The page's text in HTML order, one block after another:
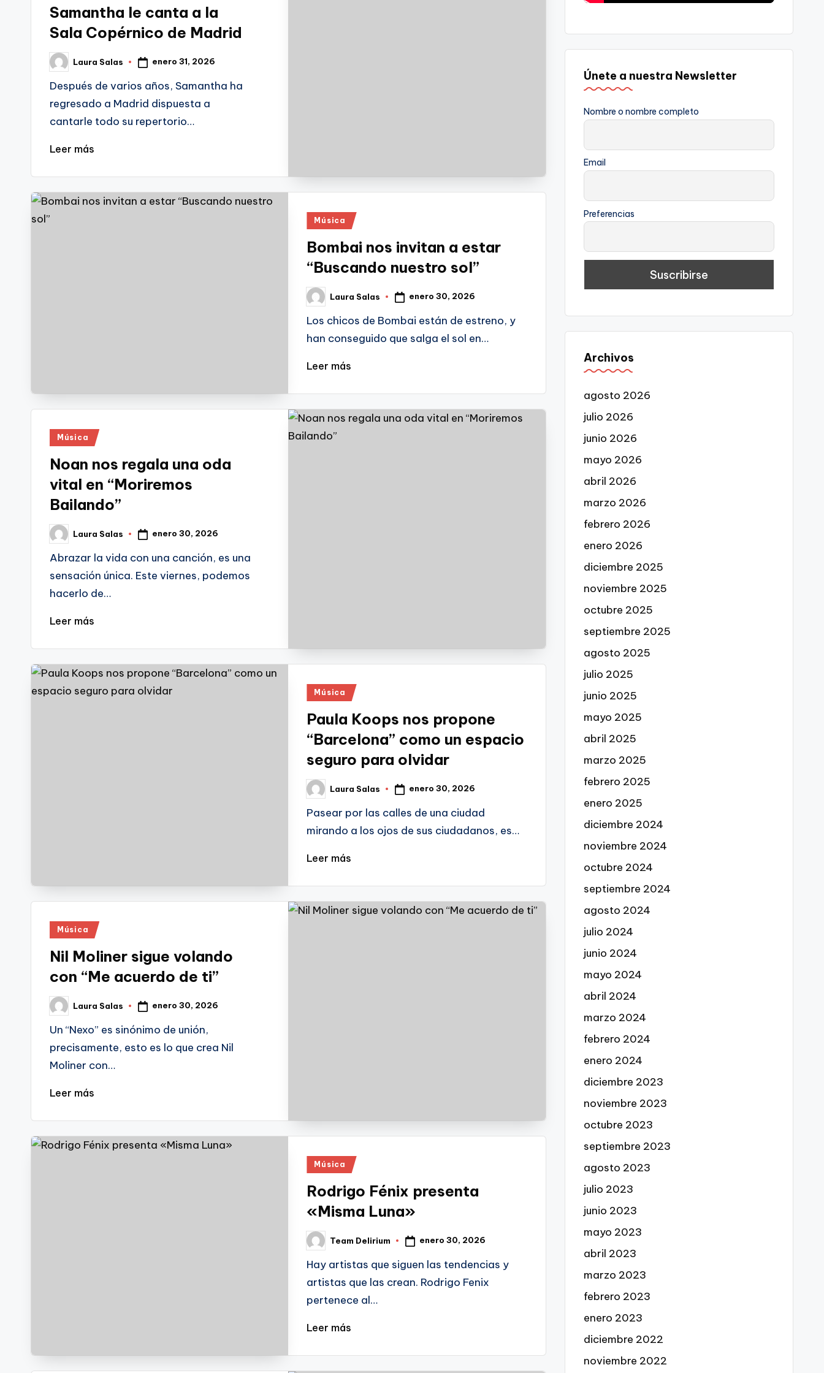
Samantha le canta a la
Sala Copérnico de Madrid
Publicado
por
Laura Salas enero 31, 2026
Después de varios años, Samantha ha
regresado a Madrid dispuesta a
cantarle todo su repertorio…
Leer más
Publicado
Música
Bombai nos invitan a estar
“Buscando nuestro sol”
Publicado
por
Laura Salas enero 30, 2026
Los chicos de Bombai están de estreno, y
han conseguido que salga el sol en…
Leer más
Publicado
Música
Noan nos regala una oda
vital en “Moriremos
Bailando”
Publicado
por
Laura Salas enero 30, 2026
Abrazar la vida con una canción, es una
sensación única. Este viernes, podemos
hacerlo de…
Leer más
Publicado
Música
Paula Koops nos propone
“Barcelona” como un espacio
seguro para olvidar
Publicado
por
Laura Salas enero 30, 2026
Pasear por las calles de una ciudad
mirando a los ojos de sus ciudadanos, es…
Leer más
Publicado
Música
Nil Moliner sigue volando
con “Me acuerdo de ti”
Publicado
por
Laura Salas enero 30, 2026
Un “Nexo” es sinónimo de unión,
precisamente, esto es lo que crea Nil
Moliner con…
Leer más
Publicado
Música
Rodrigo Fénix presenta
«Misma Luna»
Publicado
por
Team Delirium enero 30, 2026
Hay artistas que siguen las tendencias y
artistas que las crean. Rodrigo Fenix
pertenece al…
Leer más
Únete a nuestra Newsletter
Nombre o nombre completo
Email
Preferencias
Archivos
agosto 2026
julio 2026
junio 2026
mayo 2026
abril 2026
marzo 2026
febrero 2026
enero 2026
diciembre 2025
noviembre 2025
octubre 2025
septiembre 2025
agosto 2025
julio 2025
junio 2025
mayo 2025
abril 2025
marzo 2025
febrero 2025
enero 2025
diciembre 2024
noviembre 2024
octubre 2024
septiembre 2024
agosto 2024
julio 2024
junio 2024
mayo 2024
abril 2024
marzo 2024
febrero 2024
enero 2024
diciembre 2023
noviembre 2023
octubre 2023
septiembre 2023
agosto 2023
julio 2023
junio 2023
mayo 2023
abril 2023
marzo 2023
febrero 2023
enero 2023
diciembre 2022
noviembre 2022